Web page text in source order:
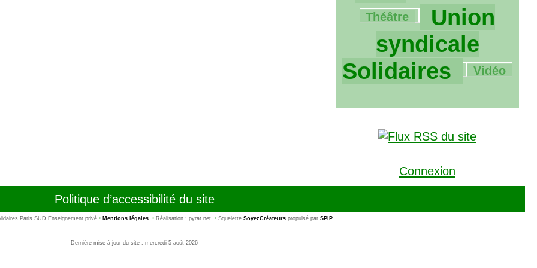
Théâtre
1934/1934
Union
syndicale
Solidaires
59/1934
Vidéo
Connexion
Politique d’accessibilité du site
Paris SUD Enseignement privé • Mentions légales • Réalisation : pyrat.net •Squelette SoyezCréateurspropulsé par SPIP
Dernière mise à jour du site : mercredi 5 août 2026